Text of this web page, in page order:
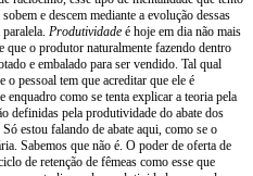
e descem mediante a evolução dessas
Produtividade é hoje em dia não mais
que o produtor naturalmente fazendo dentro
e embalado para ser vendido. Tal qual
pessoal tem que acreditar que ele é
como se tenta explicar a teoria pela
definidas pela produtividade do abate dos
estou falando de abate aqui, como se o
Sabemos que não é. O poder de oferta de
de retenção de fêmeas como esse que